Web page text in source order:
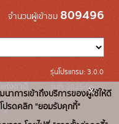
จำนวนผู้เข้าชม 809496
งชาติ
ฐ
รุ่นโปรแกรม: 3.0.0
วันที่: 2025-06-
10
าการเข้าถึงบริการของผู้ใช้ให้ดี
ปรดคลิก "ยอมรับคุกกี้"
x